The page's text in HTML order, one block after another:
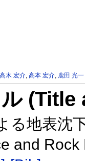
高木 宏介,高本 宏介, 鹿田 光一
る地表沈
and